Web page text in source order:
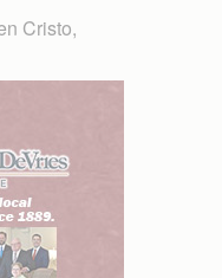
Cristo,